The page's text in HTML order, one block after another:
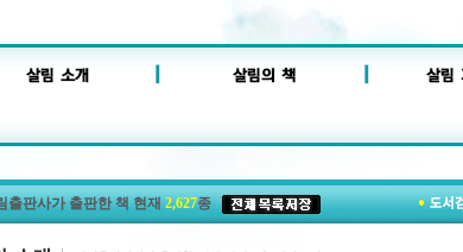
출판사가 출판한 책 현재2,627종